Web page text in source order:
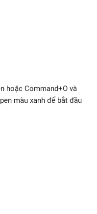
hoặc Command+O và
màu xanh để bắt đầu